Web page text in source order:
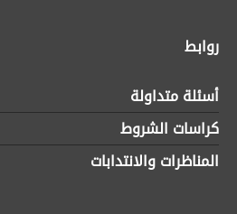
روابط
أسئلة متداولة
كراسات الشروط
المناظرات والانتدابات